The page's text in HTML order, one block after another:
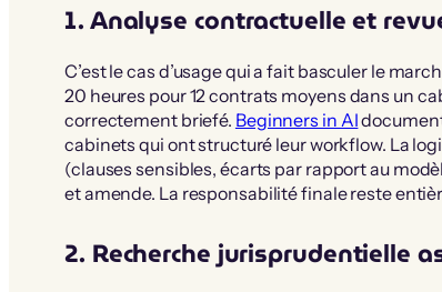
1. Analyse contractuelle et
C’est le cas d’usage qui a fait basculer le
20 heures pour 12 contrats moyens dans un
correctement briefé. Beginners in AI
cabinets qui ont structuré leur workflow. La
(clauses sensibles, écarts par rapport au
et amende. La responsabilité finale reste
2. Recherche jurisprudentielle